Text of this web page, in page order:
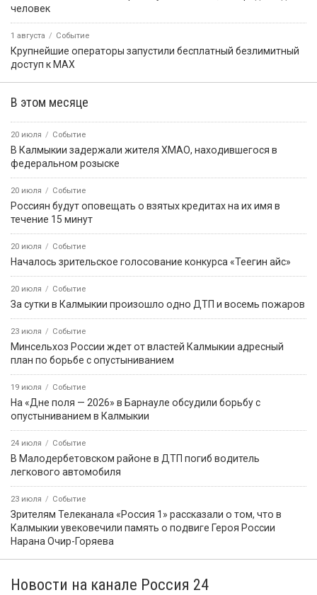
человек
1 августа Событие
Крупнейшие операторы запустили бесплатный безлимитный
доступ к MAX
В этом месяце
20 июля Событие
В Калмыкии задержали жителя ХМАО, находившегося в
федеральном розыске
20 июля Событие
Россиян будут оповещать о взятых кредитах на их имя в
течение 15 минут
20 июля Событие
Началось зрительское голосование конкурса «Теегин айс»
20 июля Событие
За сутки в Калмыкии произошло одно ДТП и восемь пожаров
23 июля Событие
Минсельхоз России ждет от властей Калмыкии адресный
план по борьбе с опустыниванием
19 июля Событие
На «Дне поля — 2026» в Барнауле обсудили борьбу с
опустыниванием в Калмыкии
24 июля Событие
В Малодербетовском районе в ДТП погиб водитель
легкового автомобиля
23 июля Событие
Зрителям Телеканала «Россия 1» рассказали о том, что в
Калмыкии увековечили память о подвиге Героя России
Нарана Очир-Горяева
Новости на канале Россия 24